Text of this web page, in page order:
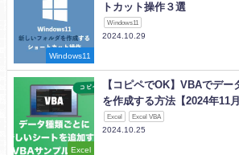
Windows11
トカット操作３選
Windows11
2024.10.29
Excel
【コピペでOK】VBAでデー
を作成する方法【2024年11月
Excel Excel VBA
2024.10.25